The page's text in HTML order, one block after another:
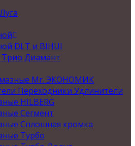
DLT и BIHUI
Трио Диамант
Mr. ЭКОНОМИК
Переходники Удлинители
HILBERG
Сегмент
Сплошная кромка
Турбо